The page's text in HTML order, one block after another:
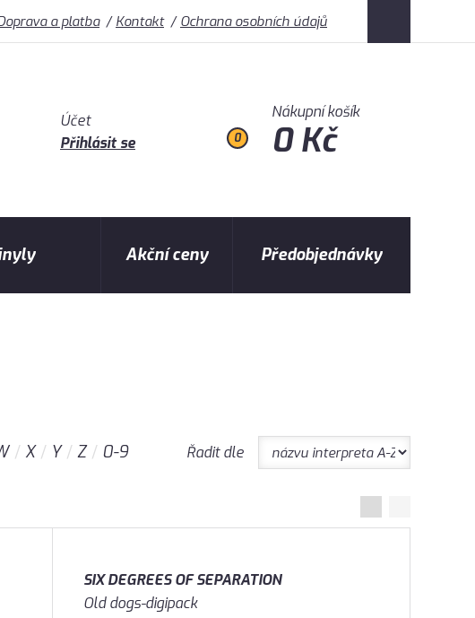
a platba Kontakt Ochrana osobních údajů
Účet
Přihlásit se
0
Nákupní košík
0 Kč
Akční ceny Předobjednávky
X Y Z 0-9 Řadit dle
SIX DEGREES OF SEPARATION
Old dogs-digipack